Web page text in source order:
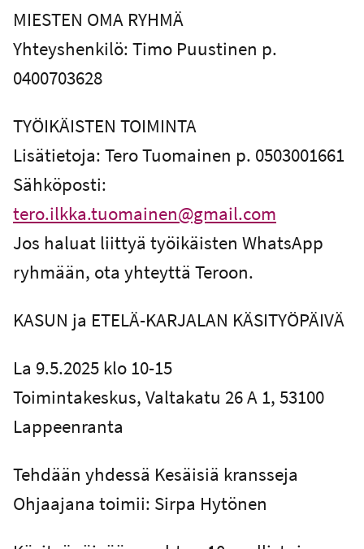
MIESTEN OMA RYHMÄ
Yhteyshenkilö: Timo Puustinen p.
0400703628
TYÖIKÄISTEN TOIMINTA
Lisätietoja: Tero Tuomainen p. 0503001661
Sähköposti:
tero.ilkka.tuomainen@gmail.com
Jos haluat liittyä työikäisten WhatsApp
ryhmään, ota yhteyttä Teroon.
KASUN ja ETELÄ-KARJALAN KÄSITYÖPÄIVÄ
La 9.5.2025 klo 10-15
Toimintakeskus, Valtakatu 26 A 1, 53100
Lappeenranta
Tehdään yhdessä Kesäisiä kransseja
Ohjaajana toimii: Sirpa Hytönen